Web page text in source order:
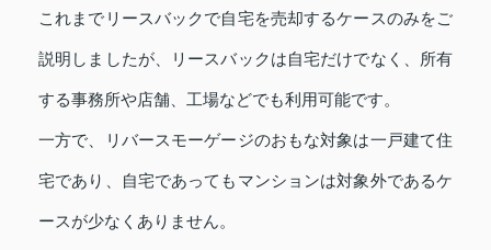
これまでリースバックで自宅を売却するケースのみをご
説明しましたが、リースバックは自宅だけでなく、所有
する事務所や店舗、工場などでも利用可能です。
一方で、リバースモーゲージのおもな対象は一戸建て住
宅であり、自宅であってもマンションは対象外であるケ
ースが少なくありません。